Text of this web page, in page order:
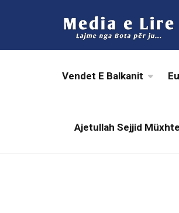
Vendet E Balkanit
Ajetullah Sejjid